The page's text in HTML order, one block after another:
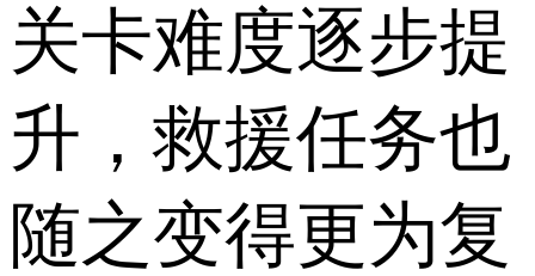
关卡难度逐步提
升，救援任务也
随之变得更为复